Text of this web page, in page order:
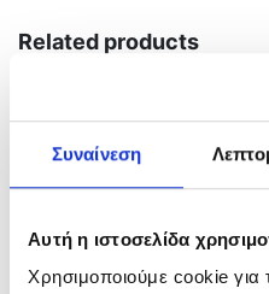
Συναίνεση
Αυτή η ιστοσελίδα
Χρησιμοποιούμε cookie για
Related products